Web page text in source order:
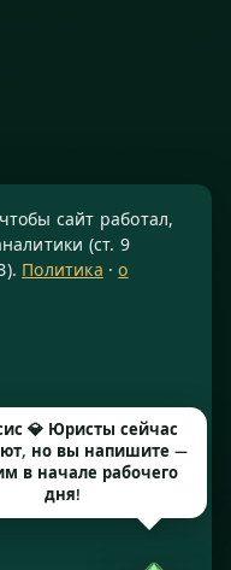
помещение 14/7
сайт работал,
(ст. 9
Политика ·о
💎 Юристы сейчас
но вы напишите —
в начале рабочего
дня!